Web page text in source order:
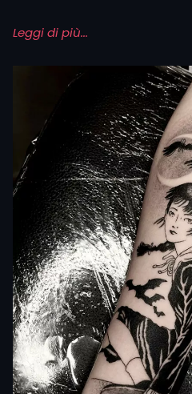
come richiamo a
Pokémon: Pikachu
colori vivaci e dettagli
Naruto: simboli dei
epici della serie.
Attack on Titan: i
forza e sopravvivenza.
Fullmetal Alchemist:
trasmutatori e i fratelli
I tatuaggi sugli anime
personali profondi.
Leggi di più...